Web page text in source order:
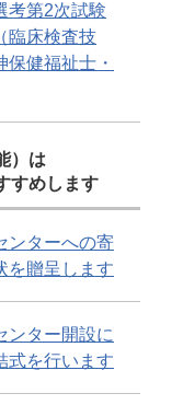
考第2次試験
臨床検査技
健福祉士・
）は
すめします
ンターへの寄
を贈呈します
ンター開設に
式を行います